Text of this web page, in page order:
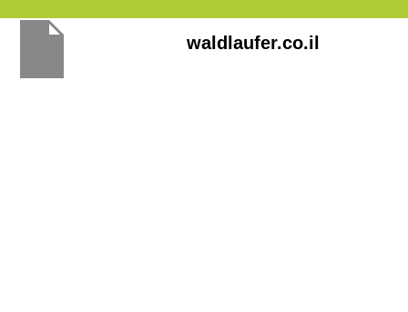
Перейти
содержимому
waldlaufer.co.il